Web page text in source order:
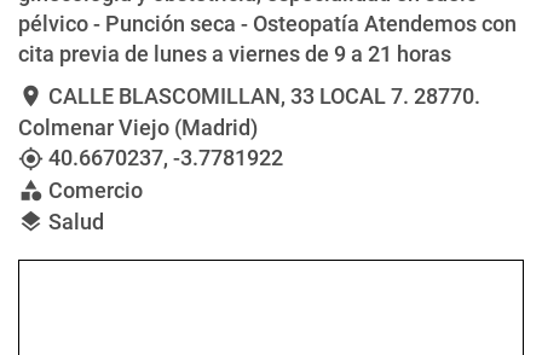
pélvico - Punción seca - Osteopatía Atendemos con
cita previa de lunes a viernes de 9 a 21 horas
location_on CALLE BLASCOMILLAN, 33 LOCAL 7. 28770.
Colmenar Viejo (Madrid)
my_location40.6670237, -3.7781922
category Comercio
layers Salud